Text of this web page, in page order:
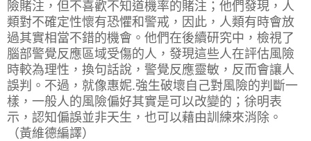
險賭注，但不喜歡不知道機率的賭注；他們發現，人
類對不確定性懷有恐懼和警戒，因此，人類有時會放
過其實相當不錯的機會。他們在後續研究中，檢視了
腦部警覺反應區域受傷的人，發現這些人在評估風險
時較為理性，換句話說，警覺反應靈敏，反而會讓人
誤判。不過，就像惠妮.強生破壞自己對風險的判斷一
樣，一般人的風險偏好其實是可以改變的；徐明表
示，認知偏誤並非天生，也可以藉由訓練來消除。
（黃維德編譯）